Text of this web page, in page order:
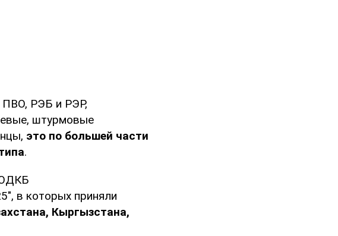
ПВО, РЭБ и РЭР,
штурмовые
это по большей части
.
ОДКБ
в которых приняли
Кыргызстана,